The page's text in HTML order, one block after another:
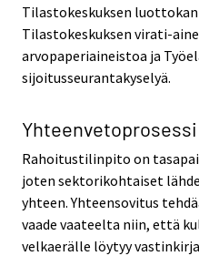
Tilastokeskuksen
Tilastokeskuksen virati-
arvopaperiaineistoa ja
sijoitusseurantakyselyä.
Yhteenvetoprosessi
Rahoitustilinpito on
joten sektorikohtaiset
yhteen. Yhteensovitus
vaade vaateelta niin, että
velkaerälle löytyy